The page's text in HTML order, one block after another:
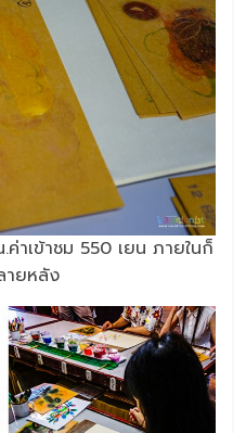
าเข้าชม 550 เยน ภายในก็
ายหลัง